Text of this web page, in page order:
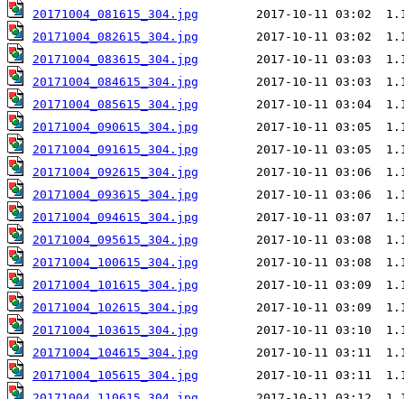
20171004_081615_304.jpg
20171004_082615_304.jpg
20171004_083615_304.jpg
20171004_084615_304.jpg
20171004_085615_304.jpg
20171004_090615_304.jpg
20171004_091615_304.jpg
20171004_092615_304.jpg
20171004_093615_304.jpg
20171004_094615_304.jpg
20171004_095615_304.jpg
20171004_100615_304.jpg
20171004_101615_304.jpg
20171004_102615_304.jpg
20171004_103615_304.jpg
20171004_104615_304.jpg
20171004_105615_304.jpg